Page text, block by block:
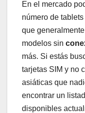
En el mercado
número de
que
modelos sin
más. Si estás
tarjetas SIM y no
asiáticas que
encontrar un
disponibles